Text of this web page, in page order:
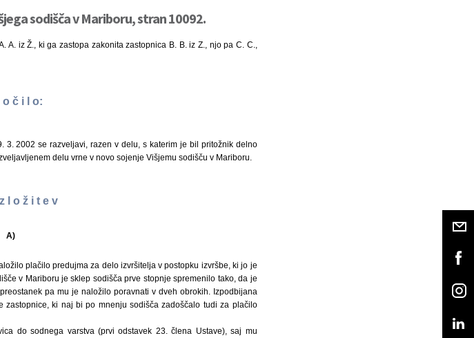
sodišča v Mariboru, stran 10092.
A. iz Ž., ki ga zastopa zakonita zastopnica B. B. iz Z., njo pa C. C.,
o č i l o:
3. 2002 se razveljavi, razen v delu, s katerim je bil pritožnik delno
delu vrne v novo sojenje Višjemu sodišču v Mariboru.
l o ž i t e v
A)
plačilo predujma za delo izvršitelja v postopku izvršbe, ki jo je
v Mariboru je sklep sodišča prve stopnje spremenilo tako, da je
pa mu je naložilo poravnati v dveh obrokih. Izpodbijana
zastopnice, ki naj bi po mnenju sodišča zadoščalo tudi za plačilo
do sodnega varstva (prvi odstavek 23. člena Ustave), saj mu